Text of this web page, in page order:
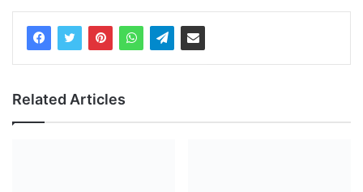
Related Articles